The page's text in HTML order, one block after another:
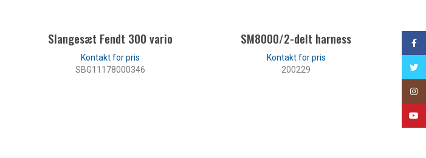
Slangesæt Fendt 300 vario
SBG11178000346
SM8000/2-delt harness
200229